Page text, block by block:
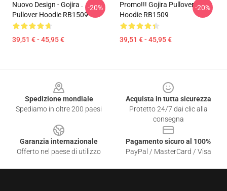
Nuovo Design - Gojira .
Pullover Hoodie RB1509
39,51 € - 45,95 €
-20%
Promo!!! Gojira Pullover
Hoodie RB1509
39,51 € - 45,95 €
-20%
Spedizione mondiale
Spediamo in oltre 200 paesi
Acquista in tutta sicurezza
Protetto 24/7 dai clic alla
consegna
Garanzia internazionale
Offerto nel paese di utilizzo
Pagamento sicuro al 100%
PayPal / MasterCard / Visa